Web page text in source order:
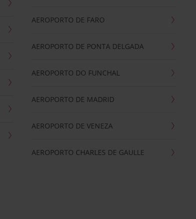
AEROPORTO DE FARO
AEROPORTO DE PONTA DELGADA
AEROPORTO DO FUNCHAL
AEROPORTO DE MADRID
AEROPORTO DE VENEZA
AEROPORTO CHARLES DE GAULLE